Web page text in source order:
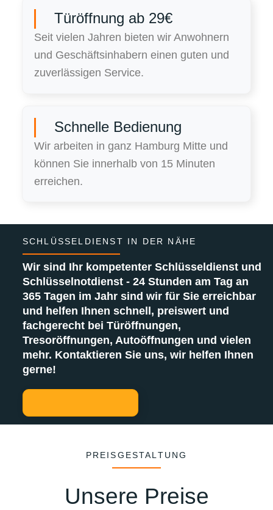
Türöffnung ab 29€
Seit vielen Jahren bieten wir Anwohnern
und Geschäftsinhabern einen guten und
zuverlässigen Service.
Schnelle Bedienung
Wir arbeiten in ganz Hamburg Mitte und
können Sie innerhalb von 15 Minuten
erreichen.
SCHLÜSSELDIENST IN DER NÄHE
Wir sind Ihr kompetenter Schlüsseldienst und
Schlüsselnotdienst - 24 Stunden am Tag an
365 Tagen im Jahr sind wir für Sie erreichbar
und helfen Ihnen schnell, preiswert und
fachgerecht bei Türöffnungen,
Tresoröffnungen, Autoöffnungen und vielen
mehr. Kontaktieren Sie uns, wir helfen Ihnen
gerne!
PREISGESTALTUNG
Unsere Preise